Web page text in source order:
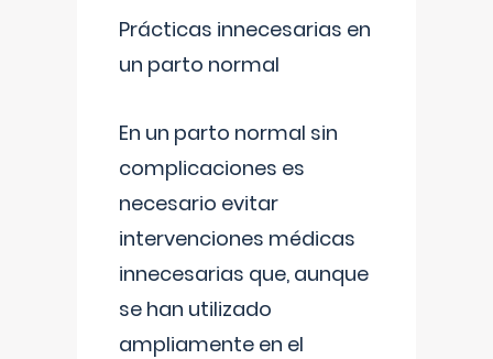
Prácticas innecesarias en
un parto normal
En un parto normal sin
complicaciones es
necesario evitar
intervenciones médicas
innecesarias que, aunque
se han utilizado
ampliamente en el